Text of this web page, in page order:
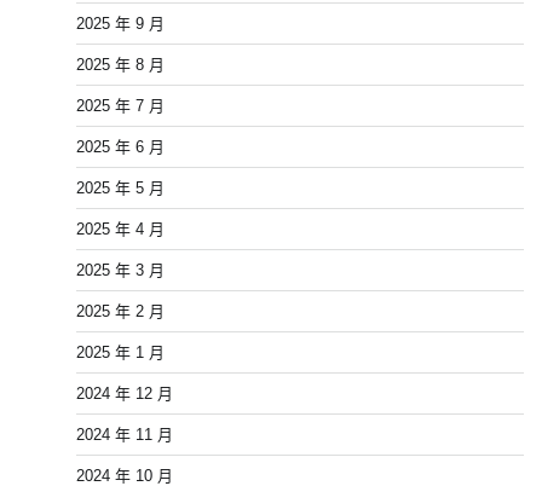
2025 年 9 月
2025 年 8 月
2025 年 7 月
2025 年 6 月
2025 年 5 月
2025 年 4 月
2025 年 3 月
2025 年 2 月
2025 年 1 月
2024 年 12 月
2024 年 11 月
2024 年 10 月